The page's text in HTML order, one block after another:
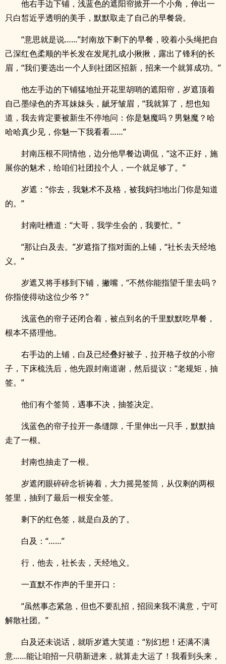
他右手边下铺，浅蓝色的遮阳帘掀开一个小角，伸出一
只白皙近乎透明的美手，默默取走了自己的早餐袋。
“意思就是说……”封南放下剩下的早餐，咬着小头绳把自
己深红色柔顺的半长发在发尾扎成小揪揪，露出了锋利的长
眉，“我们要选出一个人到社团区招新，招来一个就算成功。”
他左手边的下铺猛地扯开花里胡哨的遮阳帘，岁遮顶着
自己墨绿色的齐耳妹妹头，龇牙皱眉，“我就算了，想也知
道，我去肯定要被新生不停地问：你是魅魔吗？男魅魔？哈
哈哈真少见，你魅一下我看看……”
封南压根不同情他，边分他早餐边调侃，“这不正好，施
展你的魅术，给咱们社团拉个人，一个就足够了。”
岁遮：“你去，我魅术不及格，被我妈扫地出门你是知道
的。”
封南吐槽道：“大哥，我学生会的，我要忙。”
“那让白及去。”岁遮指了指对面的上铺，“社长去天经地
义。”
岁遮又将手移到下铺，撇嘴，“不然你能指望千里去吗？
你指使得动这位少爷？”
浅蓝色的帘子还闭合着，被点到名的千里默默吃早餐，
根本不搭理他。
右手边的上铺，白及已经叠好被子，拉开格子纹的小帘
子，下床梳洗后，他先跟封南道谢，然后提议：“老规矩，抽
签。”
他们有个签筒，遇事不决，抽签决定。
浅蓝色的帘子拉开一条缝隙，千里伸出一只手，默默抽
走了一根。
封南也抽走了一根。
岁遮闭眼碎碎念祈祷着，大力摇晃签筒，从仅剩的两根
签里，抽到了最后一根安全签。
剩下的红色签，就是白及的了。
白及：“……”
行，他去，社长去，天经地义。
一直默不作声的千里开口：
“虽然事态紧急，但也不要乱招，招回来我不满意，宁可
解散社团。”
白及还未说话，就听岁遮大笑道：“别幻想！还满不满
意……能让咱招一只萌新进来，就算走大运了！我看到头来，